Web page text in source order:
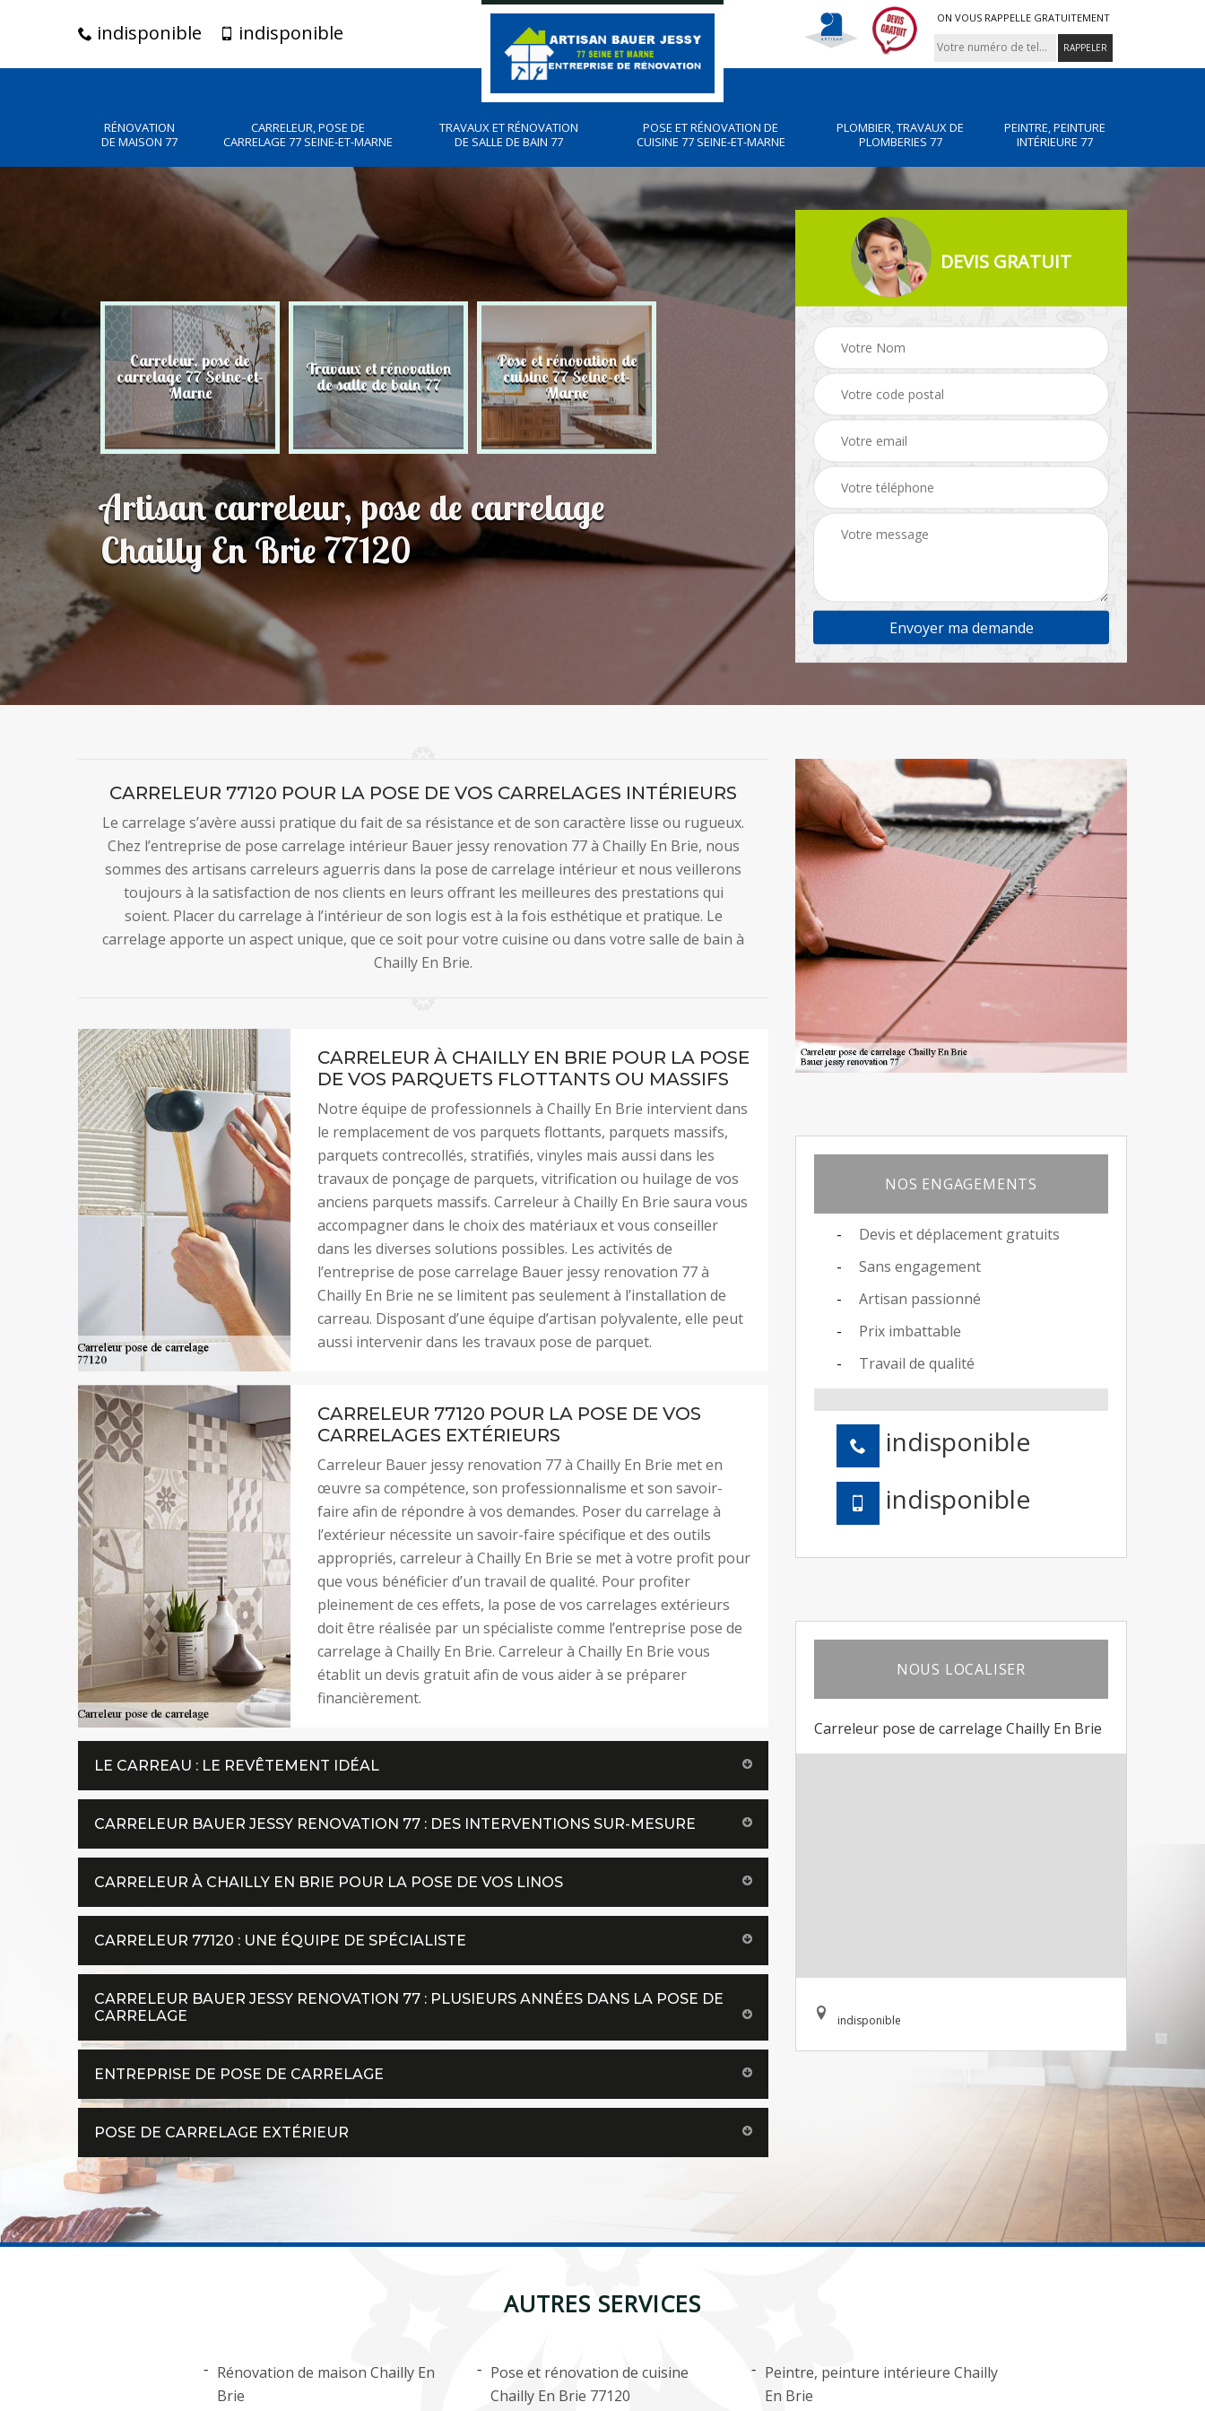
indisponible indisponible
ON VOUS RAPPELLE GRATUITEMENT
RÉNOVATION
DE MAISON 77
CARRELEUR, POSE DE
CARRELAGE 77 SEINE-ET-MARNE
TRAVAUX ET RÉNOVATION
DE SALLE DE BAIN 77
POSE ET RÉNOVATION DE
CUISINE 77 SEINE-ET-MARNE
PLOMBIER, TRAVAUX DE
PLOMBERIES 77
PEINTRE, PEINTURE
INTÉRIEURE 77
de maison Carreleur, pose de
carrelage 77 Seine-et-
Marne
Travaux et rénovation
de salle de bain 77
Pose et rénovation de
cuisine 77 Seine-et-
Marne
Plombier, travaux de Peintre, peinture
intérieure 77
Rénovation de maison
Artisan carreleur, pose de carrelage
Chailly En Brie 77120
DEVIS GRATUIT
CARRELEUR 77120 POUR LA POSE DE VOS CARRELAGES INTÉRIEURS
Le carrelage s’avère aussi pratique du fait de sa résistance et de son caractère lisse ou rugueux.
Chez l’entreprise de pose carrelage intérieur Bauer jessy renovation 77 à Chailly En Brie, nous
sommes des artisans carreleurs aguerris dans la pose de carrelage intérieur et nous veillerons
toujours à la satisfaction de nos clients en leurs offrant les meilleures des prestations qui
soient. Placer du carrelage à l’intérieur de son logis est à la fois esthétique et pratique. Le
carrelage apporte un aspect unique, que ce soit pour votre cuisine ou dans votre salle de bain à
Chailly En Brie.
CARRELEUR À CHAILLY EN BRIE POUR LA POSE
DE VOS PARQUETS FLOTTANTS OU MASSIFS
Notre équipe de professionnels à Chailly En Brie intervient dans
le remplacement de vos parquets flottants, parquets massifs,
parquets contrecollés, stratifiés, vinyles mais aussi dans les
travaux de ponçage de parquets, vitrification ou huilage de vos
anciens parquets massifs. Carreleur à Chailly En Brie saura vous
accompagner dans le choix des matériaux et vous conseiller
dans les diverses solutions possibles. Les activités de
l’entreprise de pose carrelage Bauer jessy renovation 77 à
Chailly En Brie ne se limitent pas seulement à l’installation de
carreau. Disposant d’une équipe d’artisan polyvalente, elle peut
aussi intervenir dans les travaux pose de parquet.
CARRELEUR 77120 POUR LA POSE DE VOS
CARRELAGES EXTÉRIEURS
Carreleur Bauer jessy renovation 77 à Chailly En Brie met en
œuvre sa compétence, son professionnalisme et son savoir-
faire afin de répondre à vos demandes. Poser du carrelage à
l’extérieur nécessite un savoir-faire spécifique et des outils
appropriés, carreleur à Chailly En Brie se met à votre profit pour
que vous bénéficier d’un travail de qualité. Pour profiter
pleinement de ces effets, la pose de vos carrelages extérieurs
doit être réalisée par un spécialiste comme l’entreprise pose de
carrelage à Chailly En Brie. Carreleur à Chailly En Brie vous
établit un devis gratuit afin de vous aider à se préparer
financièrement.
LE CARREAU : LE REVÊTEMENT IDÉAL
CARRELEUR BAUER JESSY RENOVATION 77 : DES INTERVENTIONS SUR-MESURE
CARRELEUR À CHAILLY EN BRIE POUR LA POSE DE VOS LINOS
CARRELEUR 77120 : UNE ÉQUIPE DE SPÉCIALISTE
CARRELEUR BAUER JESSY RENOVATION 77 : PLUSIEURS ANNÉES DANS LA POSE DE
CARRELAGE
ENTREPRISE DE POSE DE CARRELAGE
POSE DE CARRELAGE EXTÉRIEUR
NOS ENGAGEMENTS
Devis et déplacement gratuits
Sans engagement
Artisan passionné
Prix imbattable
Travail de qualité
indisponible
indisponible
NOUS LOCALISER
Carreleur pose de carrelage Chailly En Brie
indisponible
AUTRES SERVICES
Rénovation de maison Chailly En
Brie
Pose et rénovation de cuisine
Chailly En Brie 77120
Peintre, peinture intérieure Chailly
En Brie